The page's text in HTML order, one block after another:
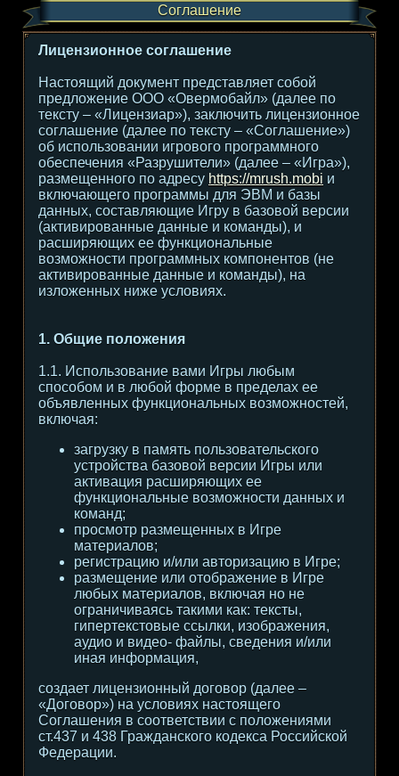
Соглашение
Лицензионное соглашение
Настоящий документ представляет собой
предложение ООО «Овермобайл» (далее по
тексту – «Лицензиар»), заключить лицензионное
соглашение (далее по тексту – «Соглашение»)
об использовании игрового программного
обеспечения «Разрушители» (далее – «Игра»),
размещенного по адресу https://mrush.mobi и
включающего программы для ЭВМ и базы
данных, составляющие Игру в базовой версии
(активированные данные и команды), и
расширяющих ее функциональные
возможности программных компонентов (не
активированные данные и команды), на
изложенных ниже условиях.
1. Общие положения
1.1. Использование вами Игры любым
способом и в любой форме в пределах ее
объявленных функциональных возможностей,
включая:
загрузку в память пользовательского
устройства базовой версии Игры или
активация расширяющих ее
функциональные возможности данных и
команд;
просмотр размещенных в Игре
материалов;
регистрацию и/или авторизацию в Игре;
размещение или отображение в Игре
любых материалов, включая но не
ограничиваясь такими как: тексты,
гипертекстовые ссылки, изображения,
аудио и видео- файлы, сведения и/или
иная информация,
создает лицензионный договор (далее –
«Договор») на условиях настоящего
Соглашения в соответствии с положениями
ст.437 и 438 Гражданского кодекса Российской
Федерации.